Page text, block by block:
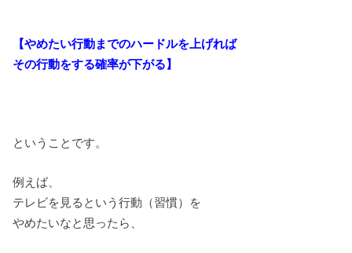
【やめたい行動までのハードルを上げれば
その行動をする確率が下がる】
ということです。
例えば、
テレビを見るという行動（習慣）を
やめたいなと思ったら、